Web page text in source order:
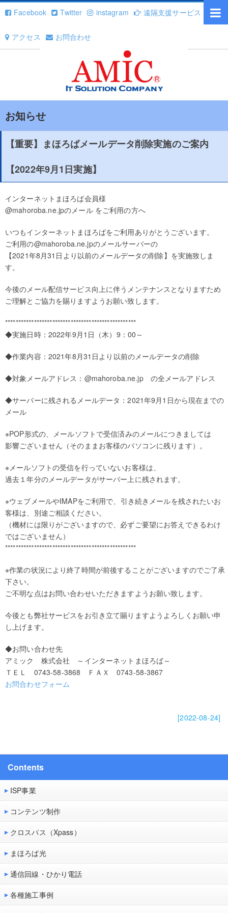
Facebook Twitter instagram 遠隔支援サービス
アクセス お問合わせ
お知らせ
【重要】まほろばメールデータ削除実施のご案内
【2022年9月1日実施】
インターネットまほろば会員様
@mahoroba.ne.jpのメール をご利用の方へ
いつもインターネットまほろばをご利用ありがとうございます。
ご利用の@mahoroba.ne.jpのメールサーバーの
【2021年8月31日より以前のメールデータの削除】を実施致しま
す。
今後のメール配信サービス向上に伴うメンテナンスとなりますため
ご理解とご協力を賜りますようお願い致します。
**************************************************
◆実施日時：2022年9月1日（木）9：00～
◆作業内容：2021年8月31日より以前のメールデータの削除
◆対象メールアドレス：@mahoroba.ne.jp の全メールアドレス
◆サーバーに残されるメールデータ：2021年9月1日から現在までの
メール
※POP形式の、メールソフトで受信済みのメールにつきましては
影響ございません（そのままお客様のパソコンに残ります）。
※メールソフトの受信を行っていないお客様は、
過去１年分のメールデータがサーバー上に残されます。
※ウェブメールやIMAPをご利用で、引き続きメールを残されたいお
客様は、別途ご相談ください。
（機材には限りがございますので、必ずご要望にお答えできるわけ
ではございません）
**************************************************
※作業の状況により終了時間が前後することがございますのでご了承
下さい。
ご不明な点はお問い合わせいただきますようお願い致します。
今後とも弊社サービスをお引き立て賜りますようよろしくお願い申
し上げます。
◆お問い合わせ先
アミック 株式会社 ～インターネットまほろば～
ＴＥＬ 0743-58-3868 ＦＡＸ 0743-58-3867
お問合わせフォーム
[2022-08-24]
Contents
ISP事業
コンテンツ制作
クロスパス（Xpass）
まほろば光
通信回線・ひかり電話
各種施工事例